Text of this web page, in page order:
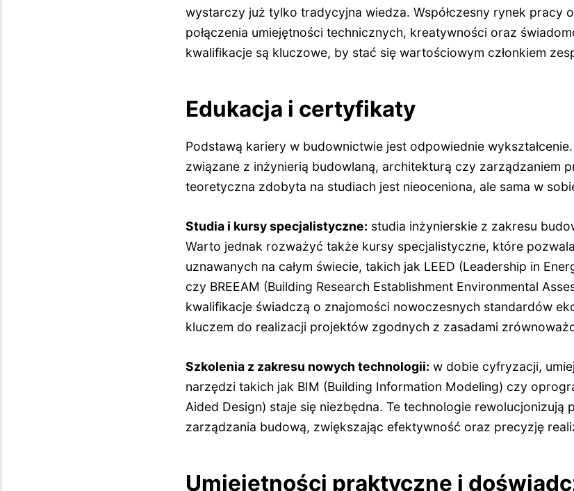
wystarczy już tylko tradycyjna wiedza. Współczesny rynek pracy
połączenia umiejętności technicznych, kreatywności oraz
kwalifikacje są kluczowe, by stać się wartościowym członkiem
Edukacja i certyfikaty
Podstawą kariery w budownictwie jest odpowiednie
związane z inżynierią budowlaną, architekturą czy zarządzaniem
teoretyczna zdobyta na studiach jest nieoceniona, ale sama w
Studia i kursy specjalistyczne: studia inżynierskie z zakresu
Warto jednak rozważyć także kursy specjalistyczne, które
uznawanych na całym świecie, takich jak LEED (Leadership in
czy BREEAM (Building Research Establishment Environmental
kwalifikacje świadczą o znajomości nowoczesnych standardów
kluczem do realizacji projektów zgodnych z zasadami
Szkolenia z zakresu nowych technologii: w dobie cyfryzacji,
narzędzi takich jak BIM (Building Information Modeling) czy
Aided Design) staje się niezbędna. Te technologie rewolucjonizują
zarządzania budową, zwiększając efektywność oraz precyzję
Umiejętności praktyczne i